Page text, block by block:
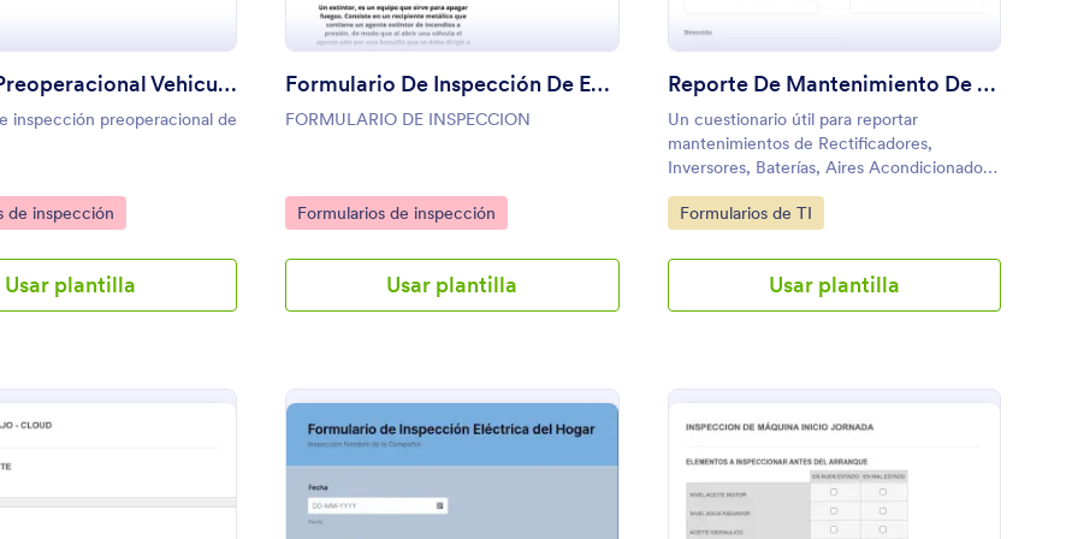
Registro Preoperacional Vehicular
inspección preoperacional de
de inspección
Usar plantilla
Formulario De Inspección De Estándares De Seguridad De Extintores
FORMULARIO DE INSPECCION
Go to Category:
Formularios de inspección
Usar plantilla
Reporte De Mantenimiento De Sistemas De Ventilación
Un cuestionario útil para reportar
mantenimientos de Rectificadores,
Inversores, Baterías, Aires Acondicionados
o similares. Puede ingresar mediciones de
voltaje y corriente de sistemas monofásico,
Go to Category:
Formularios de TI
Usar plantilla